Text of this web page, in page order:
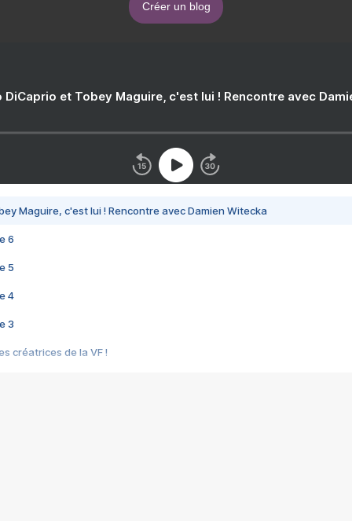
Créer un blog
DiCaprio et Tobey Maguire, c'est lui ! Rencontre avec
Maguire, c'est lui ! Rencontre avec Damien Witecka
6
5
4
3
créatrices de la VF !